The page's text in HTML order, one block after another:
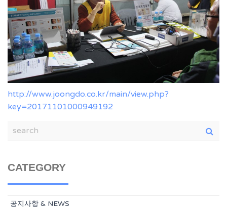
http://www.joongdo.co.kr/main/view.php?
key=20171101000949192
CATEGORY
공지사항 & NEWS